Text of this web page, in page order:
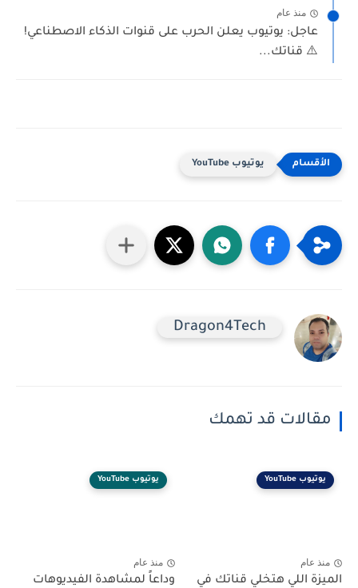
منذ عام
عاجل: يوتيوب يعلن الحرب على قنوات الذكاء الاصطناعي!
⚠️ قناتك...
يوتيوب YouTube
Dragon4Tech
مقالات قد تهمك
يوتيوب YouTube
منذ عام
الميزة اللي هتخلي قناتك في
يوتيوب YouTube
منذ عام
وداعاً لمشاهدة الفيديوهات